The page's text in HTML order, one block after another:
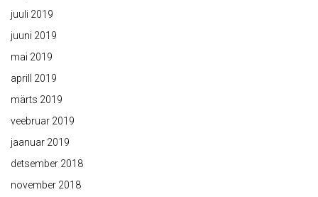
juuli 2019
juuni 2019
mai 2019
aprill 2019
märts 2019
veebruar 2019
jaanuar 2019
detsember 2018
november 2018